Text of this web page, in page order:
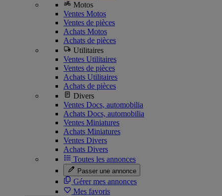
Motos
Ventes Motos
Ventes de pièces
Achats Motos
Achats de pièces
Utilitaires
Ventes Utilitaires
Ventes de pièces
Achats Utilitaires
Achats de pièces
Divers
Ventes Docs, automobilia
Achats Docs, automobilia
Ventes Miniatures
Achats Miniatures
Ventes Divers
Achats Divers
Toutes les annonces
Passer une annonce
Gérer mes annonces
Mes favoris